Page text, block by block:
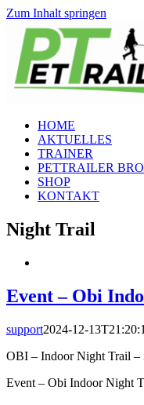
Zum Inhalt springen
HOME
AKTUELLES
TRAINER
PETTRAILER
SHOP
KONTAKT
Night Trail
Event – Obi
support2024-12-
OBI – Indoor Night Trail –
Event – Obi Indoor Night